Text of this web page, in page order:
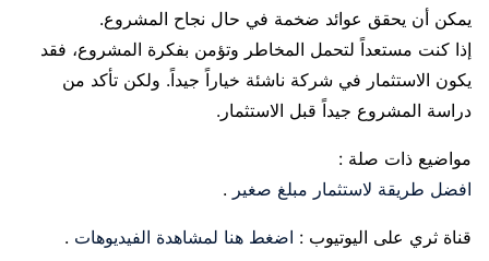
يمكن أن يحقق عوائد ضخمة في حال نجاح المشروع.
إذا كنت مستعداً لتحمل المخاطر وتؤمن بفكرة المشروع، فقد
يكون الاستثمار في شركة ناشئة خياراً جيداً. ولكن تأكد من
دراسة المشروع جيداً قبل الاستثمار.
مواضيع ذات صلة :
افضل طريقة لاستثمار مبلغ صغير .
قناة ثري على اليوتيوب : اضغط هنا لمشاهدة الفيديوهات .